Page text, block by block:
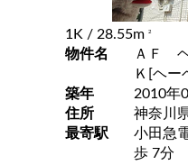
1K / 28.55m 2
物件名
ＡＦ
Ｋ[ヘー
築年
2010年
住所
神奈川
最寄駅
小田急電
歩 7分